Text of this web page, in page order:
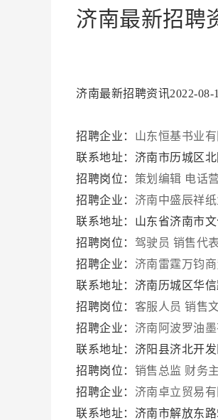
济南最新招聘
济南最新招聘资讯2022-08-
招聘企业： 山东恒基书业
联系地址：济南市历城区
招聘岗位： 策划编辑 电话
招聘企业： 济南中盛辰祥
联系地址：山东省济南市
招聘岗位： 驾驶员 销售代表
招聘企业： 济南雷霆万钧
联系地址：济南历城区华
招聘岗位： 客服人员 销售
招聘企业： 济南阿波罗油
联系地址：济阳县济北开
招聘岗位： 销售总监 财务
招聘企业： 济南卓立贸易有
联系地址：济南市解放东